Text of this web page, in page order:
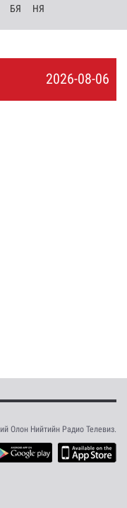
БЯ НЯ
2026-08-06
Олон Нийтийн Радио Телевиз.